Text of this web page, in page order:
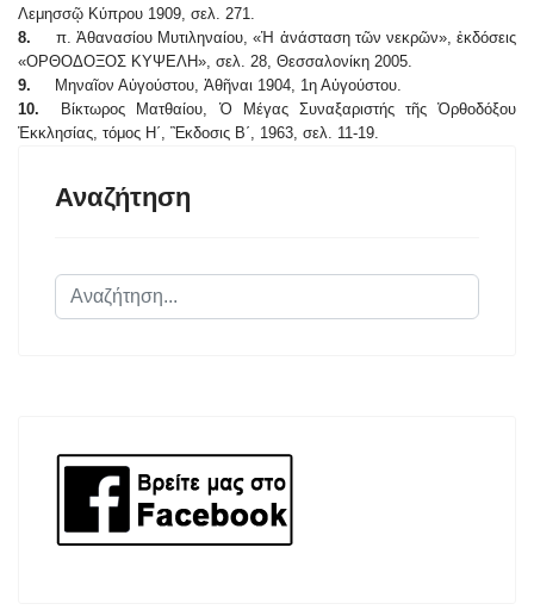
Λεμησσῷ Κύπρου 1909, σελ. 271.
8. π. Ἀθανασίου Μυτιληναίου, «Ἡ ἀνάσταση τῶν νεκρῶν», ἐκδόσεις
«ΟΡΘΟΔΟΞΟΣ ΚΥΨΕΛΗ», σελ. 28, Θεσσαλονίκη 2005.
9. Μηναῖον Αὐγούστου, Ἀθῆναι 1904, 1η Αὐγούστου.
10. Βίκτωρος Ματθαίου, Ὁ Μέγας Συναξαριστής τῆς Ὀρθοδόξου
Ἐκκλησίας, τόμος Η΄, Ἒκδοσις Β΄, 1963, σελ. 11-19.
Αναζήτηση
Αναζήτηση...